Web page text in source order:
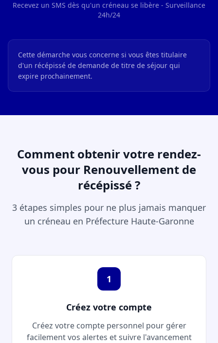
Recevez un SMS dès qu'un créneau se libère - Surveillance
24h/24
Cette démarche vous concerne si vous êtes titulaire
d'un récépissé de demande de titre de séjour qui
expire prochainement.
Comment obtenir votre rendez-
vous pour Renouvellement de
récépissé ?
3 étapes simples pour ne plus jamais manquer
un créneau en Préfecture Haute-Garonne
1
Créez votre compte
Créez votre compte personnel pour gérer
facilement vos alertes et suivre l'avancement